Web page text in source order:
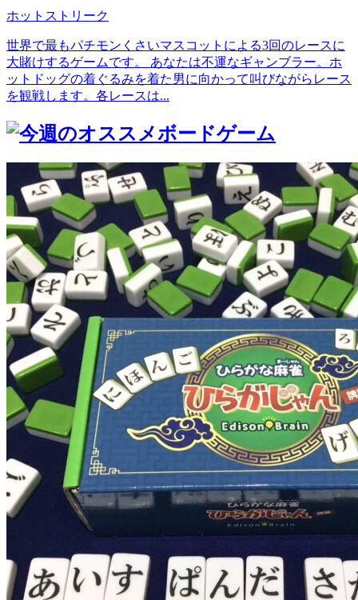
ホットストリーク
世界で最もパチモンくさいマスコットによる3回のレースに
大賭けするゲームです。 あなたは不運なギャンブラー。ホ
ットドッグの着ぐるみを着た男に向かって叫びながらレース
を観戦します。各レースは...